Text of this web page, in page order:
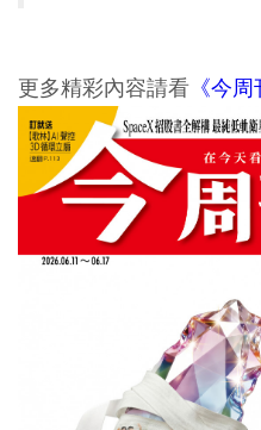
更多精彩內容請看 《今周